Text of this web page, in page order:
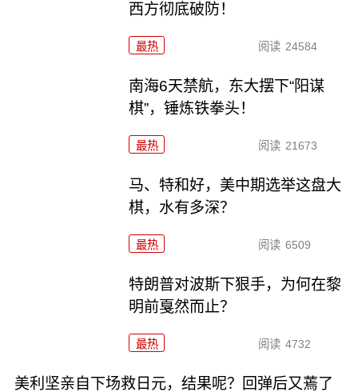
西方彻底破防！
最热 阅读 24584
南海6天禁航，东大摆下“阳谋
棋”，锤炼铁拳头！
最热 阅读 21673
马、特和好，美中期选举这盘大
棋，水有多深？
最热 阅读 6509
特朗普对波斯下狠手，为何在黎
明前戛然而止？
最热 阅读 4732
美利坚亲自下场救日元，结果呢？回弹后又蔫了